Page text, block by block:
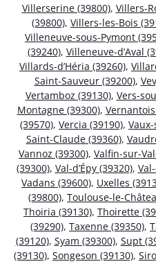
Villerserine (39800), Villers-
(39800), Villers-les-Bois
Villeneuve-sous-Pymont
(39240), Villeneuve-d’Aval
Villards-d’Héria (39260),
Saint-Sauveur (39200),
Vertamboz (39130), Vers-
Montagne (39300),
(39570), Vercia (39190),
Saint-Claude (39360),
Vannoz (39300), Valfin-sur-
(39300), Val-d’Épy (39320),
Vadans (39600), Uxelles
(39800), Toulouse-le-
Thoiria (39130), Thoirette
(39290), Taxenne (39350),
(39120), Syam (39300), Supt
(39130), Songeson (39130),